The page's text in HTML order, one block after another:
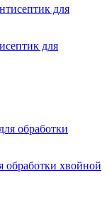
для
обработки хвойной